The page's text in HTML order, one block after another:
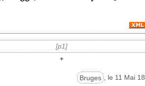
p1
+
Bruges , le 11 Mai